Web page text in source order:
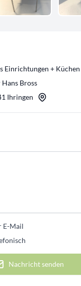
Einrichtungen + Küchen
Bross
Ihringen
E-Mail
Nachricht senden